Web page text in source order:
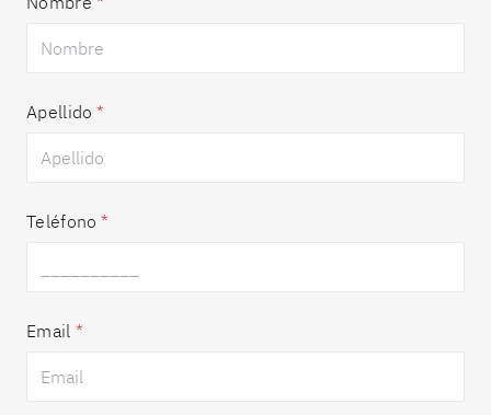
Apellido *
Teléfono *
Email *